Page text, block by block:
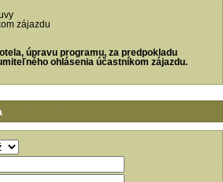
zájazdu
úpravu programu, za predpokladu
ohlásenia účastníkom zájazdu.